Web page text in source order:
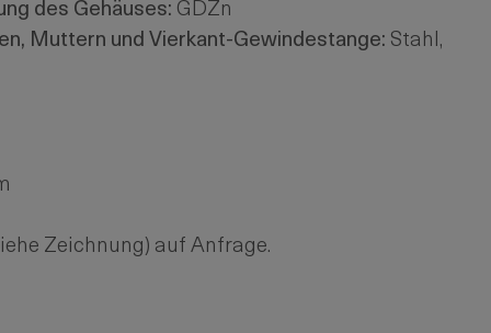
des Gehäuses: GDZn
Muttern und Vierkant-Gewindestange: Stahl,
Zeichnung) auf Anfrage.